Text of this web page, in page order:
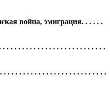
война, эмиграция. . . . . .
. . . . . . . . . . . . . . . . . . . . . . . . . .
. . . . . . . . . . . . . . . . . . . . . . . . . .